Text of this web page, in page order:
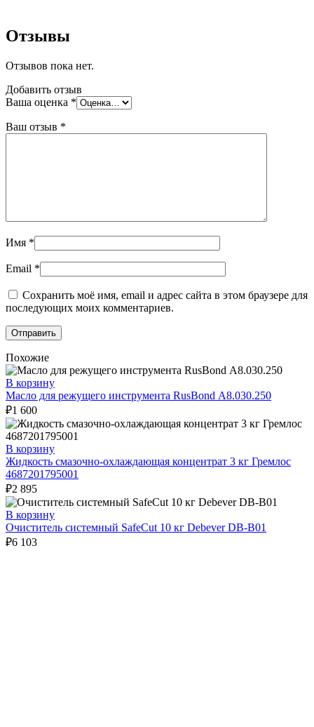
Отзывы
Отзывов пока нет.
Добавить отзыв
Ваша оценка *
Ваш отзыв *
Имя *
Email *
Сохранить моё имя, email и адрес сайта в этом браузере для
последующих моих комментариев.
Похожие
В корзину
Масло для режущего инструмента RusBond А8.030.250
₽1 600
В корзину
Жидкость смазочно-охлаждающая концентрат 3 кг Гремлос
4687201795001
₽2 895
В корзину
Очиститель системный SafeCut 10 кг Debever DB-B01
₽6 103